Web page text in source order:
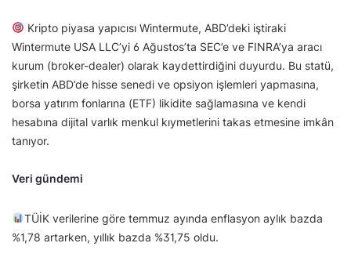
Kripto piyasa yapıcısı Wintermute, ABD’deki iştiraki
Wintermute USA LLC’yi 6 Ağustos’ta SEC’e ve FINRA’ya aracı
kurum (broker-dealer) olarak kaydettirdiğini duyurdu. Bu statü,
şirketin ABD’de hisse senedi ve opsiyon işlemleri yapmasına,
borsa yatırım fonlarına (ETF) likidite sağlamasına ve kendi
hesabına dijital varlık menkul kıymetlerini takas etmesine imkân
tanıyor.
Veri gündemi
TÜİK verilerine göre temmuz ayında enflasyon aylık bazda
%1,78 artarken, yıllık bazda %31,75 oldu.